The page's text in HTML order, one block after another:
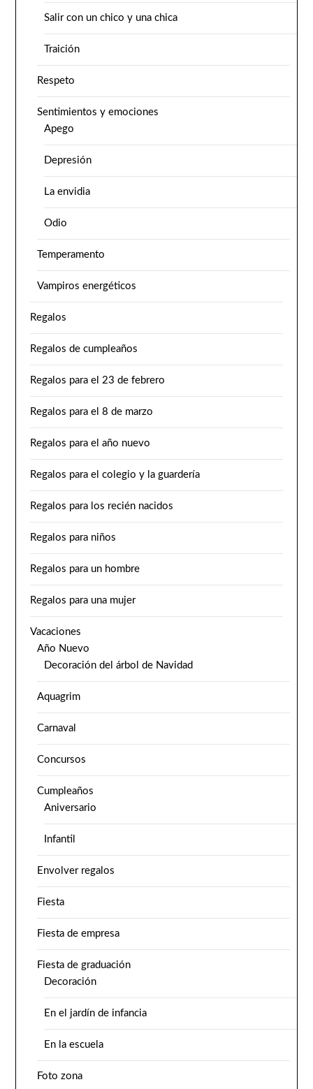
Salir con un chico y una chica
Traición
Respeto
Sentimientos y emociones
Apego
Depresión
La envidia
Odio
Temperamento
Vampiros energéticos
Regalos
Regalos de cumpleaños
Regalos para el 23 de febrero
Regalos para el 8 de marzo
Regalos para el año nuevo
Regalos para el colegio y la guardería
Regalos para los recién nacidos
Regalos para niños
Regalos para un hombre
Regalos para una mujer
Vacaciones
Año Nuevo
Decoración del árbol de Navidad
Aquagrim
Carnaval
Concursos
Cumpleaños
Aniversario
Infantil
Envolver regalos
Fiesta
Fiesta de empresa
Fiesta de graduación
Decoración
En el jardín de infancia
En la escuela
Foto zona